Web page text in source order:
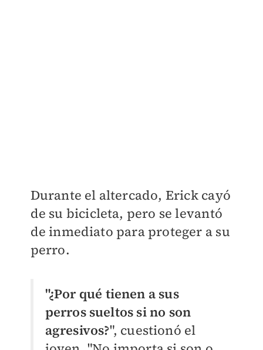
Durante el altercado, Erick cayó
de su bicicleta, pero se levantó
de inmediato para proteger a su
perro.
"¿Por qué tienen a sus
perros sueltos si no son
agresivos?", cuestionó el